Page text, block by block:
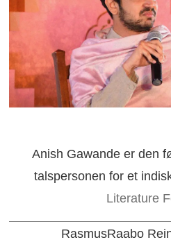
Anish Gawande er den
talspersonen for et
Literature
RasmusRaabo